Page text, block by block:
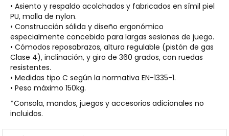
• Asiento y respaldo acolchados y fabricados en símil piel
PU, malla de nylon.
• Construcción sólida y diseño ergonómico
especialmente concebido para largas sesiones de juego.
• Cómodos reposabrazos, altura regulable (pistón de gas
Clase 4), inclinación, y giro de 360 grados, con ruedas
resistentes.
• Medidas tipo C según la normativa EN-1335-1.
• Peso máximo 150kg.
*Consola, mandos, juegos y accesorios adicionales no
incluidos.